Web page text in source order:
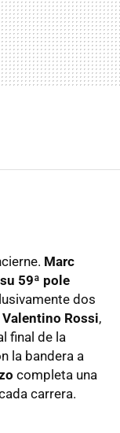
Marc
su 59ª pole
dos
Valentino Rossi,
final de la
la bandera a
completa una
carrera.